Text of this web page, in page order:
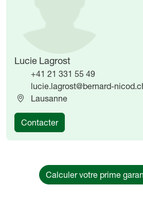
Lucie Lagrost
+41 21 331 55 49
lucie.lagrost@bernard-
Lausanne
Contacter
Calculer votre prime